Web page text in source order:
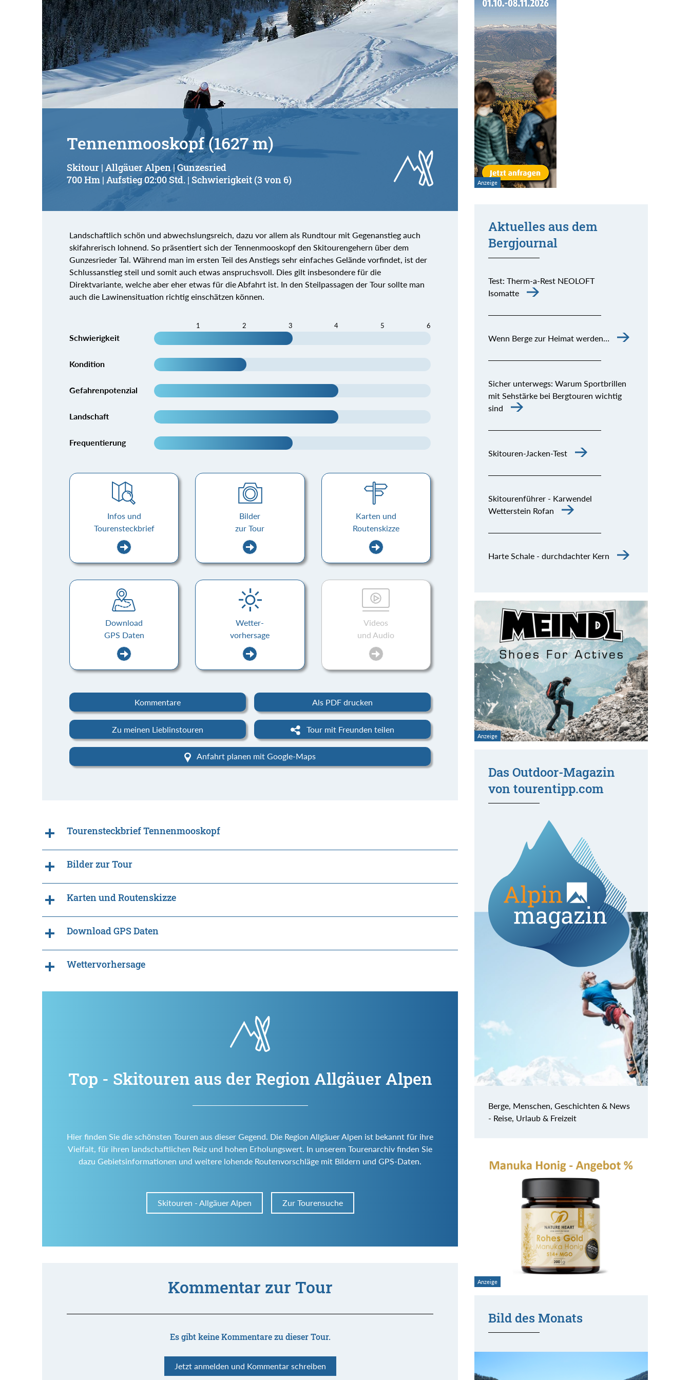
Tennenmooskopf (1627 m)
Skitour | Allgäuer Alpen | Gunzesried
700 Hm | Aufstieg 02:00 Std. | Schwierigkeit (3 von 6)
Landschaftlich schön und abwechslungsreich, dazu vor allem als Rundtour mit Gegenanstieg auch
skifahrerisch lohnend. So präsentiert sich der Tennenmooskopf den Skitourengehern über dem
Gunzesrieder Tal. Während man im ersten Teil des Anstiegs sehr einfaches Gelände vorfindet, ist der
Schlussanstieg steil und somit auch etwas anspruchsvoll. Dies gilt insbesondere für die
Direktvariante, welche aber eher etwas für die Abfahrt ist. In den Steilpassagen der Tour sollte man
auch die Lawinensituation richtig einschätzen können.
1 2 3 4 5 6
Schwierigkeit
Kondition
Gefahrenpotenzial
Landschaft
Frequentierung
Infos und
Tourensteckbrief
Bilder
zur Tour
Karten und
Routenskizze
Download
GPS Daten
Wetter-
vorhersage
Videos
und Audio
Kommentare Als PDF drucken
Zu meinen Lieblinstouren Tour mit Freunden teilen
Anfahrt planen mit Google-Maps
Tourensteckbrief Tennenmooskopf
Bilder zur Tour
Karten und Routenskizze
Download GPS Daten
Wettervorhersage
Top - Skitouren aus der Region Allgäuer Alpen
Hier finden Sie die schönsten Touren aus dieser Gegend. Die Region Allgäuer Alpen ist bekannt für ihre
Vielfalt, für ihren landschaftlichen Reiz und hohen Erholungswert. In unserem Tourenarchiv finden Sie
dazu Gebietsinformationen und weitere lohende Routenvorschläge mit Bildern und GPS-Daten.
Skitouren - Allgäuer Alpen Zur Tourensuche
Kommentar zur Tour
Es gibt keine Kommentare zu dieser Tour.
Jetzt anmelden und Kommentar schreiben
Aktuelles aus dem
Bergjournal
Test: Therm-a-Rest NEOLOFT
Isomatte
Wenn Berge zur Heimat werden…
Sicher unterwegs: Warum Sportbrillen
mit Sehstärke bei Bergtouren wichtig
sind
Skitouren-Jacken-Test
Skitourenführer - Karwendel
Wetterstein Rofan
Harte Schale - durchdachter Kern
Das Outdoor-Magazin
von tourentipp.com
Berge, Menschen, Geschichten & News
- Reise, Urlaub & Freizeit
Bild des Monats